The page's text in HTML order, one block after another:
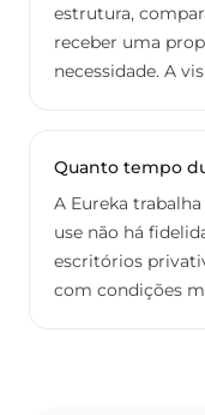
estrutura,
receber uma
necessidade. A
Quanto tempo
A Eureka
use não há
escritórios
com condições